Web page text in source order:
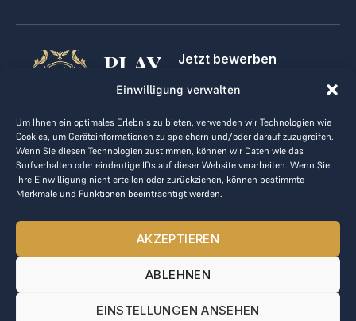
Einwilligung verwalten
Um Ihnen ein optimales Erlebnis zu bieten, verwenden wir Technologien wie
Cookies, um Geräteinformationen zu speichern und/oder darauf zuzugreifen.
Wenn Sie diesen Technologien zustimmen, können wir Daten wie das
Surfverhalten oder eindeutige IDs auf dieser Website verarbeiten. Wenn Sie
Ihre Einwilligung nicht erteilen oder zurückziehen, können bestimmte
Merkmale und Funktionen beeinträchtigt werden.
AKZEPTIEREN
ABLEHNEN
EINSTELLUNGEN ANSEHEN
PLAY
GOLF,
MAKE
BUSINESS
Jetzt bewerben
Kontakt
AGB
Datenrichtlinie
kontakt@the-loge.com
Unser freundliches Team hilft Ihnen gerne weiter.
Mo-Fr von 8:00 bis 17:00 Uhr.
© 2025 The LOGE. Alle Rechte vorbehalten.